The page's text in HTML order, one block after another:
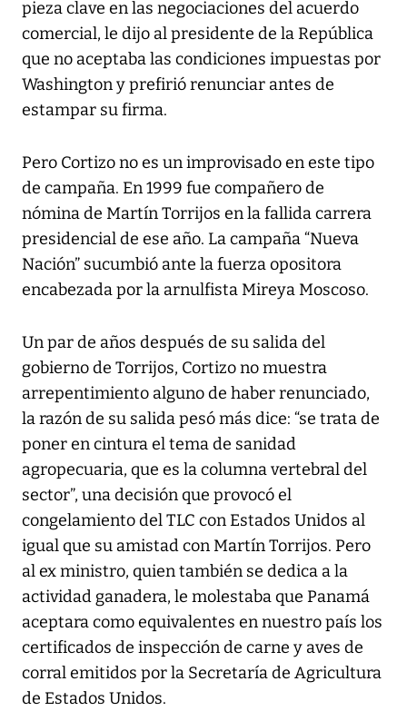
pieza clave en las negociaciones del acuerdo
comercial, le dijo al presidente de la República
que no aceptaba las condiciones impuestas por
Washington y prefirió renunciar antes de
estampar su firma.
Pero Cortizo no es un improvisado en este tipo
de campaña. En 1999 fue compañero de
nómina de Martín Torrijos en la fallida carrera
presidencial de ese año. La campaña “Nueva
Nación” sucumbió ante la fuerza opositora
encabezada por la arnulfista Mireya Moscoso.
Un par de años después de su salida del
gobierno de Torrijos, Cortizo no muestra
arrepentimiento alguno de haber renunciado,
la razón de su salida pesó más dice: “se trata de
poner en cintura el tema de sanidad
agropecuaria, que es la columna vertebral del
sector”, una decisión que provocó el
congelamiento del TLC con Estados Unidos al
igual que su amistad con Martín Torrijos. Pero
al ex ministro, quien también se dedica a la
actividad ganadera, le molestaba que Panamá
aceptara como equivalentes en nuestro país los
certificados de inspección de carne y aves de
corral emitidos por la Secretaría de Agricultura
de Estados Unidos.